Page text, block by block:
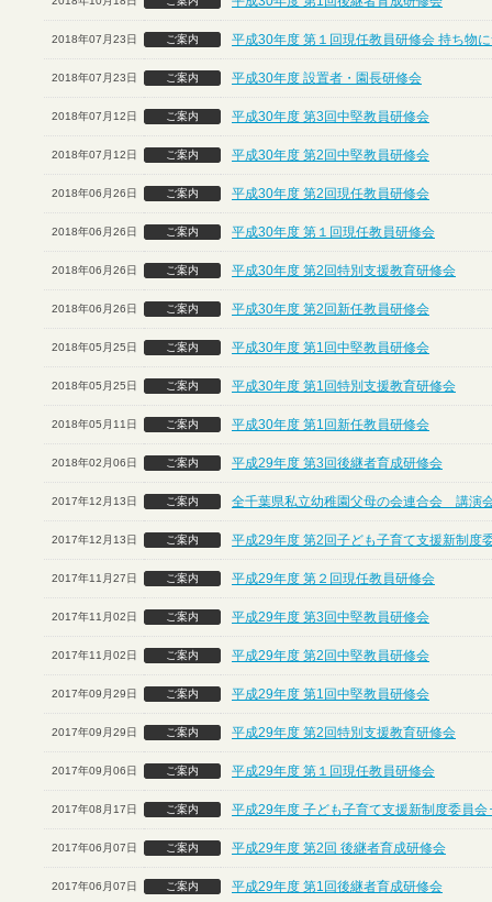
2018年07月23日 ご案内 平成30年度 第１回現任教員研修会 持ち物
2018年07月23日 ご案内 平成30年度 設置者・園長研修会
2018年07月12日 ご案内 平成30年度 第3回中堅教員研修会
2018年07月12日 ご案内 平成30年度 第2回中堅教員研修会
2018年06月26日 ご案内 平成30年度 第2回現任教員研修会
2018年06月26日 ご案内 平成30年度 第１回現任教員研修会
2018年06月26日 ご案内 平成30年度 第2回特別支援教育研修会
2018年06月26日 ご案内 平成30年度 第2回新任教員研修会
2018年05月25日 ご案内 平成30年度 第1回中堅教員研修会
2018年05月25日 ご案内 平成30年度 第1回特別支援教育研修会
2018年05月11日 ご案内 平成30年度 第1回新任教員研修会
2018年02月06日 ご案内 平成29年度 第3回後継者育成研修会
2017年12月13日 ご案内 全千葉県私立幼稚園父母の会連合会 講演
2017年12月13日 ご案内 平成29年度 第2回子ども子育て支援新制度
2017年11月27日 ご案内 平成29年度 第２回現任教員研修会
2017年11月02日 ご案内 平成29年度 第3回中堅教員研修会
2017年11月02日 ご案内 平成29年度 第2回中堅教員研修会
2017年09月29日 ご案内 平成29年度 第1回中堅教員研修会
2017年09月29日 ご案内 平成29年度 第2回特別支援教育研修会
2017年09月06日 ご案内 平成29年度 第１回現任教員研修会
2017年08月17日 ご案内 平成29年度 子ども子育て支援新制度委員会
2017年06月07日 ご案内 平成29年度 第2回 後継者育成研修会
2017年06月07日 ご案内 平成29年度 第1回後継者育成研修会